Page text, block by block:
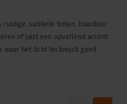
subtiele tinten. Daardoor
of juist een opvallend accent
waar het licht technisch goed